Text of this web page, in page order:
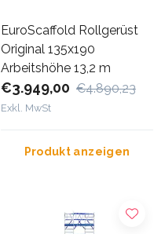
EuroScaffold Rollgerüst
Original 135x190
Arbeitshöhe 13,2 m
€3.949,00 €4.890,23
Exkl. MwSt
Produkt anzeigen